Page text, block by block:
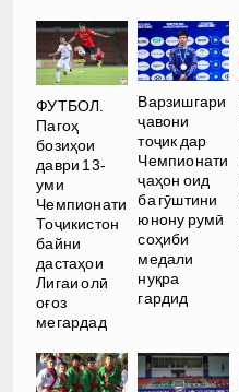
ФУТБОЛ.
Пагоҳ
бозиҳои
даври 13-
уми
Чемпионати
Тоҷикистон
байни
дастаҳои
Лигаи олӣ
оғоз
мегардад
Варзишгари
ҷавони
тоҷик дар
Чемпионати
ҷаҳон оид
ба гӯштини
юнону румӣ
соҳиби
медали
нуқра
гардид